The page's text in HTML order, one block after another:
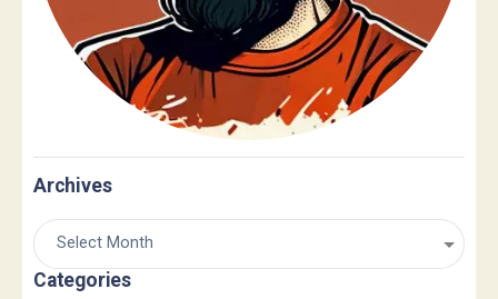
Archives
Categories